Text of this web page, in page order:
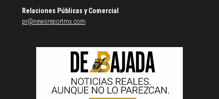
Relaciones Públicas y Comercial
pr@newsreportmx.com